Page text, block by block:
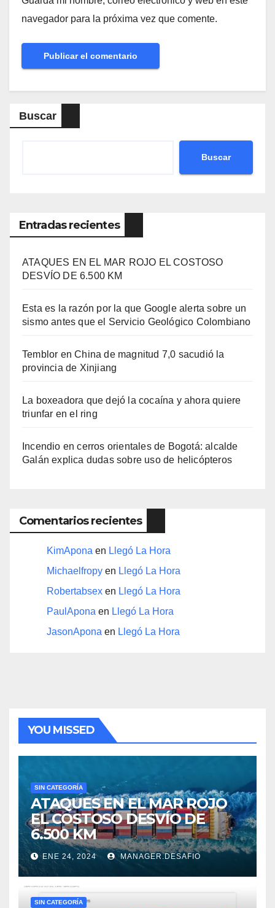
navegador para la próxima vez que comente.
Buscar
Buscar
Entradas recientes
ATAQUES EN EL MAR ROJO EL COSTOSO
DESVÍO DE 6.500 KM
Esta es la razón por la que Google alerta sobre un
sismo antes que el Servicio Geológico Colombiano
Temblor en China de magnitud 7,0 sacudió la
provincia de Xinjiang
La boxeadora que dejó la cocaína y ahora quiere
triunfar en el ring​
Incendio en cerros orientales de Bogotá: alcalde
Galán explica dudas sobre uso de helicópteros
Comentarios recientes
KimApona en Llegó La Hora
Michaelfropy en Llegó La Hora
Robertabsex en Llegó La Hora
PaulApona en Llegó La Hora
JasonApona en Llegó La Hora
YOU MISSED
SIN CATEGORÍA
ATAQUES EN EL MAR ROJO
EL COSTOSO DESVÍO DE
6.500 KM
ENE 24, 2024 MANAGER.DESAFIO
SIN CATEGORÍA